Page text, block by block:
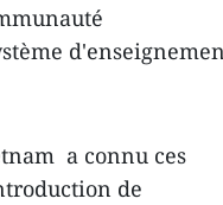
a connu ces
de